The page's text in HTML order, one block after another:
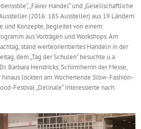
„Fairer Handel“ und „Gesellschaftliche
(2016: 185 Aussteller) aus 19 Ländern
und Konzepte, begleitet von einem
aus Vorträgen und Workshops. Am
stand werteorientiertes Handeln in der
dem „Tag der Schulen“ besuchte u.a.
Barbara Hendricks, Schirmherrin der Messe,
hinaus lockten am Wochenende Slow-Fashion-
Festival „Delinale“ Interessierte nach